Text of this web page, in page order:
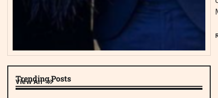
Trending Posts
View All